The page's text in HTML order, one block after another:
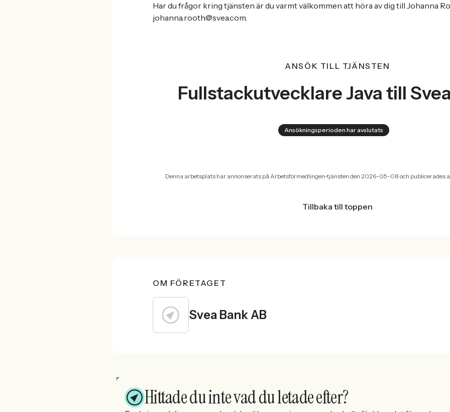
Har du frågor kring tjänsten är du varmt välkommen att höra av dig till Johanna
johanna.rooth@svea.com.
ANSÖK TILL TJÄNSTEN
Fullstackutvecklare Java till
Ansökningsperioden har avslutats
Denna arbetsplats har annonserats på Arbetsförmedlingen-tjänsten den 2026-05-08 och publicerades
Tillbaka till toppen
OM FÖRETAGET
Svea Bank AB
Hittade du inte vad du letade efter?